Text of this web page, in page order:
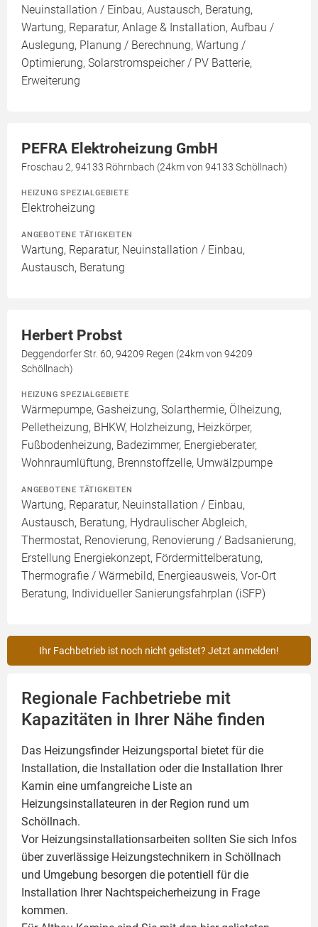
Neuinstallation / Einbau, Austausch, Beratung,
Wartung, Reparatur, Anlage & Installation, Aufbau /
Auslegung, Planung / Berechnung, Wartung /
Optimierung, Solarstromspeicher / PV Batterie,
Erweiterung
PEFRA Elektroheizung GmbH
Froschau 2, 94133 Röhrnbach (24km von 94133 Schöllnach)
HEIZUNG SPEZIALGEBIETE
Elektroheizung
ANGEBOTENE TÄTIGKEITEN
Wartung, Reparatur, Neuinstallation / Einbau,
Austausch, Beratung
Herbert Probst
Deggendorfer Str. 60, 94209 Regen (24km von 94209
Schöllnach)
HEIZUNG SPEZIALGEBIETE
Wärmepumpe, Gasheizung, Solarthermie, Ölheizung,
Pelletheizung, BHKW, Holzheizung, Heizkörper,
Fußbodenheizung, Badezimmer, Energieberater,
Wohnraumlüftung, Brennstoffzelle, Umwälzpumpe
ANGEBOTENE TÄTIGKEITEN
Wartung, Reparatur, Neuinstallation / Einbau,
Austausch, Beratung, Hydraulischer Abgleich,
Thermostat, Renovierung, Renovierung / Badsanierung,
Erstellung Energiekonzept, Fördermittelberatung,
Thermografie / Wärmebild, Energieausweis, Vor-Ort
Beratung, Individueller Sanierungsfahrplan (iSFP)
Ihr Fachbetrieb ist noch nicht gelistet? Jetzt anmelden!
Regionale Fachbetriebe mit
Kapazitäten in Ihrer Nähe finden
Das Heizungsfinder Heizungsportal bietet für die
Installation, die Installation oder die Installation Ihrer
Kamin eine umfangreiche Liste an
Heizungsinstallateuren in der Region rund um
Schöllnach.
Vor Heizungsinstallationsarbeiten sollten Sie sich Infos
über zuverlässige Heizungstechnikern in Schöllnach
und Umgebung besorgen die potentiell für die
Installation Ihrer Nachtspeicherheizung in Frage
kommen.